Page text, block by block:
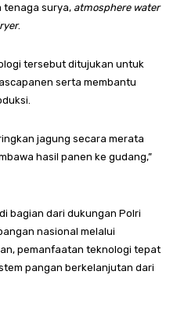
tenaga surya, atmosphere water
.
tersebut ditujukan untuk
serta membantu
jagung secara merata
hasil panen ke gudang,”
bagian dari dukungan Polri
nasional melalui
pemanfaatan teknologi tepat
pangan berkelanjutan dari